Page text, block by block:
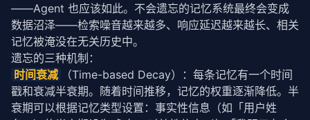
——Agent 也应该如此。不会遗忘的记忆系统最终会变成
数据沼泽——检索噪音越来越多、响应延迟越来越长、相关
记忆被淹没在无关历史中。
遗忘的三种机制：
时间衰减
（Time-based Decay）：每条记忆有一个时间
戳和衰减半衰期。随着时间推移，记忆的权重逐渐降低。半
衰期可以根据记忆类型设置：事实性信息（如「用户姓